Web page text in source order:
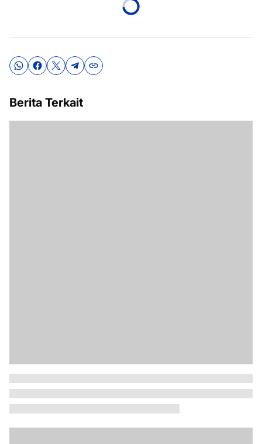
Berita Terkait